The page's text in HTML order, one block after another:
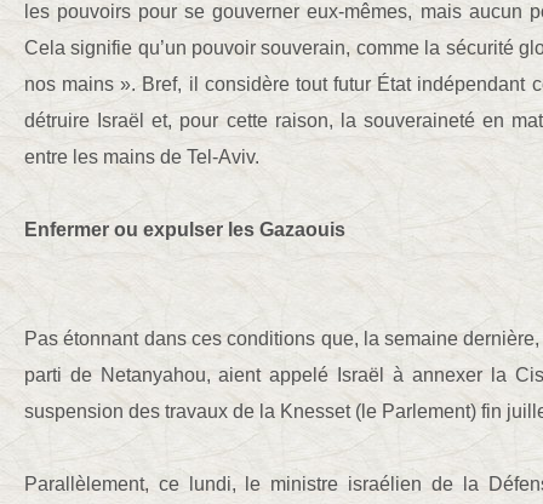
les pouvoirs pour se gouverner eux-mêmes, mais aucun
Cela signifie qu’un pouvoir souverain, comme la sécurité
nos mains ». Bref, il considère tout futur État indépendant
détruire Israël et, pour cette raison, la souveraineté en
entre les mains de Tel-Aviv.
Enfermer ou expulser les Gazaouis
Pas étonnant dans ces conditions que, la semaine
parti de Netanyahou, aient appelé Israël à annexer la
suspension des travaux de la Knesset (le Parlement) fin
Parallèlement, ce lundi, le ministre israélien de la